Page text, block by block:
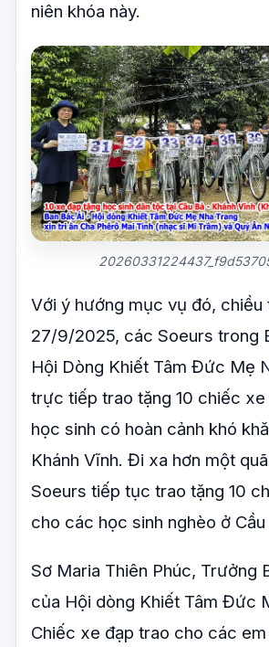
niên khóa này.
Với ý hướng mục vụ đó, chiều
27/9/2025, các Soeurs trong
Hội Dòng Khiết Tâm Đức Mẹ
trực tiếp trao tặng 10 chiếc
học sinh có hoàn cảnh khó
Khánh Vĩnh. Đi xa hơn một
Soeurs tiếp tục trao tặng 10
cho các học sinh nghèo ở Cầu
Sơ Maria Thiên Phúc, Trưởng
của Hội dòng Khiết Tâm Đức
Chiếc xe đạp trao cho các em